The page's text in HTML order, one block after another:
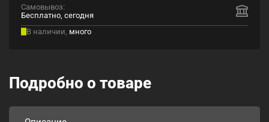
Самовывоз:
Бесплатно, сегодня
В наличии, много
Подробно о товаре